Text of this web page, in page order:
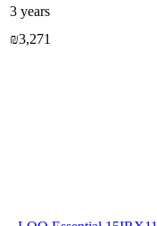
3 years
₪3,271